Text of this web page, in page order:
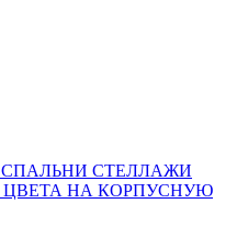
СПАЛЬНИ СТЕЛЛАЖИ
ЦВЕТА НА КОРПУСНУЮ